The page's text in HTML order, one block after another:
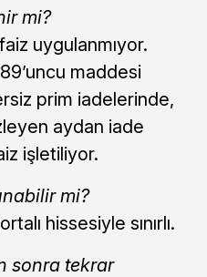
mi?
uygulanmıyor.
89’uncu maddesi
prim iadelerinde,
aydan iade
işletiliyor.
mi?
hissesiyle sınırlı.
sonra tekrar